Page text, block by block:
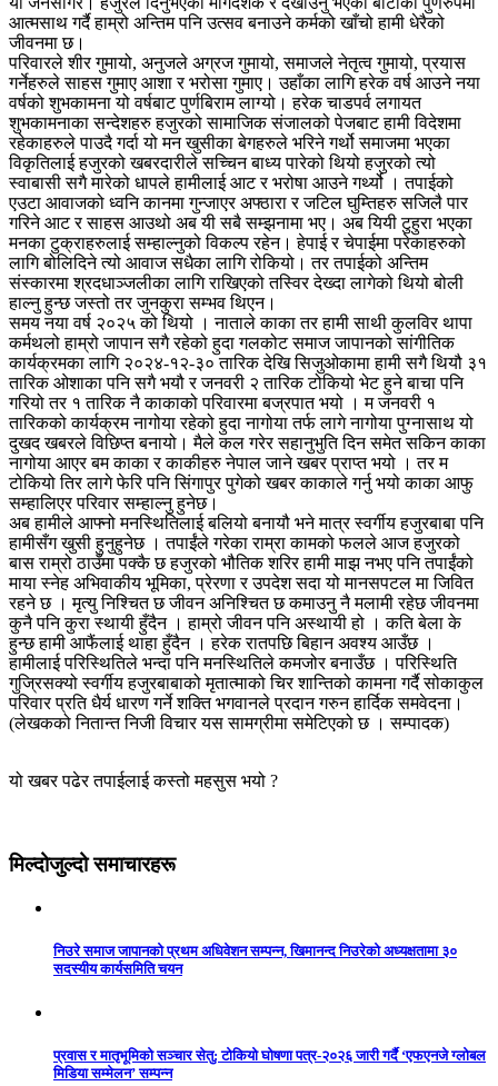
आत्मसाथ गर्दै हाम्रो अन्तिम पनि उत्सव बनाउने कर्मको खाँचो हामी धेरैको
जीवनमा छ।
परिवारले शीर गुमायो, अनुजले अग्रज गुमायो, समाजले नेतृत्व गुमायो, प्रयास
गर्नेहरुले साहस गुमाए आशा र भरोसा गुमाए। उहाँका लागि हरेक वर्ष आउने नया
वर्षको शुभकामना यो वर्षबाट पुर्णबिराम लाग्यो। हरेक चाडपर्व लगायत
शुभकामनाका सन्देशहरु हजुरको सामाजिक संजालको पेजबाट हामी विदेशमा
रहेकाहरुले पाउदै गर्दा यो मन खुसीका बेगहरुले भरिने गर्थो समाजमा भएका
विकृतिलाई हजुरको खबरदारीले सच्चिन बाध्य पारेको थियो हजुरको त्यो
स्वाबासी सगै मारेको धापले हामीलाई आट र भरोषा आउने गर्थ्यो । तपाईको
एउटा आवाजको ध्वनि कानमा गुन्जाएर अफ्ठारा र जटिल घुम्तिहरु सजिलै पार
गरिने आट र साहस आउथो अब यी सबै सम्झनामा भए। अब यियी टुहुरा भएका
मनका टुक्राहरुलाई सम्हाल्नुको विकल्प रहेन। हेपाई र चेपाईमा परेकाहरुको
लागि बोलिदिने त्यो आवाज सधैका लागि रोकियो। तर तपाईको अन्तिम
संस्कारमा श्रदधाञ्जलीका लागि राखिएको तस्विर देख्दा लागेको थियो बोली
हाल्नु हुन्छ जस्तो तर जुनकुरा सम्भव थिएन।
समय नया वर्ष २०२५ को थियो । नाताले काका तर हामी साथी कुलविर थापा
कर्मथलो हाम्रो जापान सगै रहेको हुदा गलकोट समाज जापानको सांगीतिक
कार्यक्रमका लागि २०२४-१२-३० तारिक देखि सिजुओकामा हामी सगै थियौ ३१
तारिक ओशाका पनि सगै भयौ र जनवरी २ तारिक टोकियो भेट हुने बाचा पनि
गरियो तर १ तारिक नै काकाको परिवारमा बज्रपात भयो । म जनवरी १
तारिकको कार्यक्रम नागोया रहेको हुदा नागोया तर्फ लागे नागोया पुग्नासाथ यो
दुखद खबरले विछिप्त बनायो। मैले कल गरेर सहानुभुति दिन समेत सकिन काका
नागोया आएर बम काका र काकीहरु नेपाल जाने खबर प्राप्त भयो । तर म
टोकियो तिर लागे फेरि पनि सिंगापुर पुगेको खबर काकाले गर्नु भयो काका आफु
सम्हालिएर परिवार सम्हाल्नु हुनेछ।
अब हामीले आफ्नो मनस्थितिलाई बलियो बनायौ भने मात्र स्वर्गीय हजुरबाबा पनि
हामीसँग खुसी हुनुहुनेछ । तपाईंले गरेका राम्रा कामको फलले आज हजुरको
बास राम्रो ठाउँमा पक्कै छ हजुरको भौतिक शरिर हामी माझ नभए पनि तपाईंको
माया स्नेह अभिवाकीय भूमिका, प्रेरणा र उपदेश सदा यो मानसपटल मा जिवित
रहने छ । मृत्यु निश्चित छ जीवन अनिश्चित छ कमाउनु नै मलामी रहेछ जीवनमा
कुनै पनि कुरा स्थायी हुँदैन । हाम्रो जीवन पनि अस्थायी हो । कति बेला के
हुन्छ हामी आफैंलाई थाहा हुँदैन । हरेक रातपछि बिहान अवश्य आउँछ ।
हामीलाई परिस्थितिले भन्दा पनि मनस्थितिले कमजोर बनाउँछ । परिस्थिति
गुज्रिसक्यो स्वर्गीय हजुरबाबाको मृतात्माको चिर शान्तिको कामना गर्दै सोकाकुल
परिवार प्रति धैर्य धारण गर्ने शक्ति भगवानले प्रदान गरुन हार्दिक समवेदना।
(लेखकको नितान्त निजी विचार यस सामग्रीमा समेटिएको छ । सम्पादक)
यो खबर पढेर तपाईलाई कस्तो महसुस भयो ?
मिल्दोजुल्दो समाचारहरू
निउरे समाज जापानको प्रथम अधिवेशन सम्पन्न, खिमानन्द निउरेको अध्यक्षतामा ३०
सदस्यीय कार्यसमिति चयन
प्रवास र मातृभूमिको सञ्चार सेतु: टोकियो घोषणा पत्र-२०२६ जारी गर्दै ‘एफएनजे ग्लोबल
मिडिया सम्मेलन’ सम्पन्न